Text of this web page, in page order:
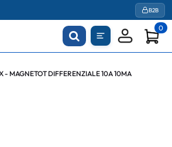
B2B
0
- MAGNETOT DIFFERENZIALE 10A 10MA